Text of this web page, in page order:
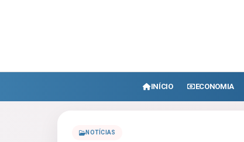
INÍCIO ECONOMIA
NOTÍCIAS